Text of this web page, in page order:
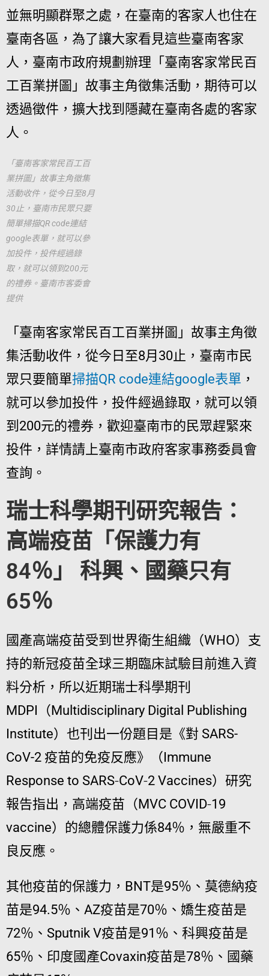
並無明顯群聚之處，在臺南的客家人也住在
臺南各區，為了讓大家看見這些臺南客家
人，臺南市政府規劃辦理「臺南客家常民百
工百業拼圖」故事主角徵集活動，期待可以
透過徵件，擴大找到隱藏在臺南各處的客家
人。
「臺南客家常民百工百
業拼圖」故事主角徵集
活動收件，從今日至8月
30止，臺南市民眾只要
簡單掃描QR code連結
google表單，就可以參
加投件，投件經過錄
取，就可以領到200元
的禮券。臺南市客委會
提供
「臺南客家常民百工百業拼圖」故事主角徵
集活動收件，從今日至8月30止，臺南市民
眾只要簡單掃描QR code連結google表單 ，
就可以參加投件，投件經過錄取，就可以領
到200元的禮券，歡迎臺南市的民眾趕緊來
投件，詳情請上臺南市政府客家事務委員會
查詢。
瑞士科學期刊研究報告：
高端疫苗「保護力有
84％」 科興、國藥只有
65％
國產高端疫苗受到世界衛生組織（WHO）支
持的新冠疫苗全球三期臨床試驗目前進入資
料分析，所以近期瑞士科學期刊
MDPI（Multidisciplinary Digital Publishing
Institute）也刊出一份題目是《對 SARS-
CoV-2 疫苗的免疫反應》（Immune
Response to SARS‐CoV‐2 Vaccines）研究
報告指出，高端疫苗（MVC COVID‐19
vaccine）的總體保護力係84％，無嚴重不
良反應。
其他疫苗的保護力，BNT是95％、莫德納疫
苗是94.5％、AZ疫苗是70％、嬌生疫苗是
72％、Sputnik V疫苗是91％、科興疫苗是
65％、印度國產Covaxin疫苗是78％、國藥